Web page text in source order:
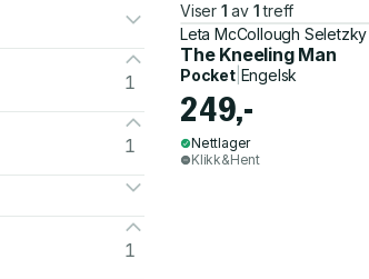
1
1
1
Viser 1 av 1 treff
Leta McCollough Seletzky
The Kneeling Man
Pocket| Engelsk
249,-
Nettlager
Klikk&Hent